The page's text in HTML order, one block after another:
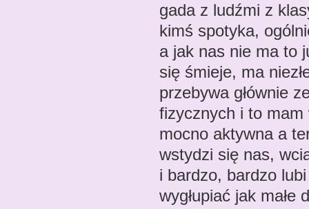
gada z ludźmi z
kimś spotyka,
a jak nas nie ma to
się śmieje, ma
przebywa głównie
fizycznych i to mam
mocno aktywna a
wstydzi się nas,
i bardzo, bardzo
wygłupiać jak